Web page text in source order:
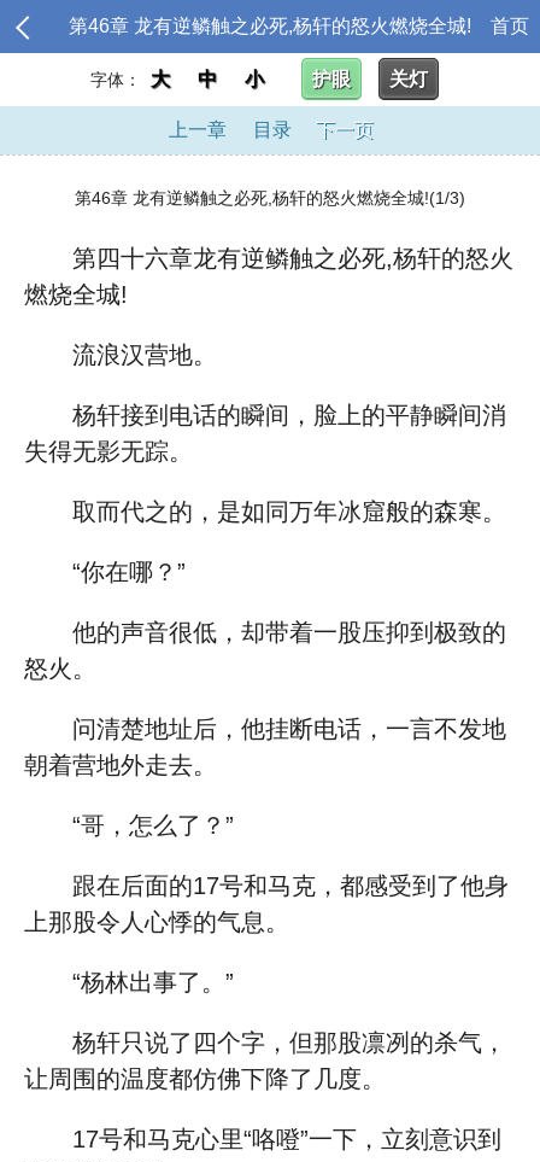
第46章 龙有逆鳞触之必死,杨轩的怒火燃烧全城! 首页
字体： 大 中 小 护眼 关灯
上一章 目录 下一页
第46章 龙有逆鳞触之必死,杨轩的怒火燃烧全城!(1/3)
第四十六章龙有逆鳞触之必死,杨轩的怒火
燃烧全城!
流浪汉营地。
杨轩接到电话的瞬间，脸上的平静瞬间消
失得无影无踪。
取而代之的，是如同万年冰窟般的森寒。
“你在哪？”
他的声音很低，却带着一股压抑到极致的
怒火。
问清楚地址后，他挂断电话，一言不发地
朝着营地外走去。
“哥，怎么了？”
跟在后面的17号和马克，都感受到了他身
上那股令人心悸的气息。
“杨林出事了。”
杨轩只说了四个字，但那股凛冽的杀气，
让周围的温度都仿佛下降了几度。
17号和马克心里“咯噔”一下，立刻意识到